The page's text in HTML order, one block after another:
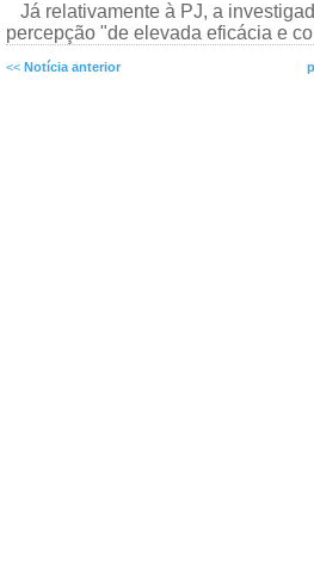
Já relativamente à PJ, a
percepção "de elevada eficácia e
<< Notícia anterior